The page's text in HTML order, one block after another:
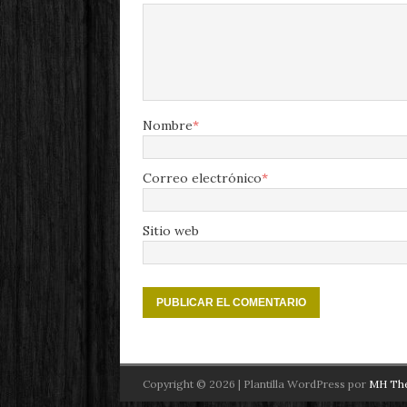
Nombre*
Correo electrónico*
Sitio web
Copyright © 2026 | Plantilla WordPress por MH